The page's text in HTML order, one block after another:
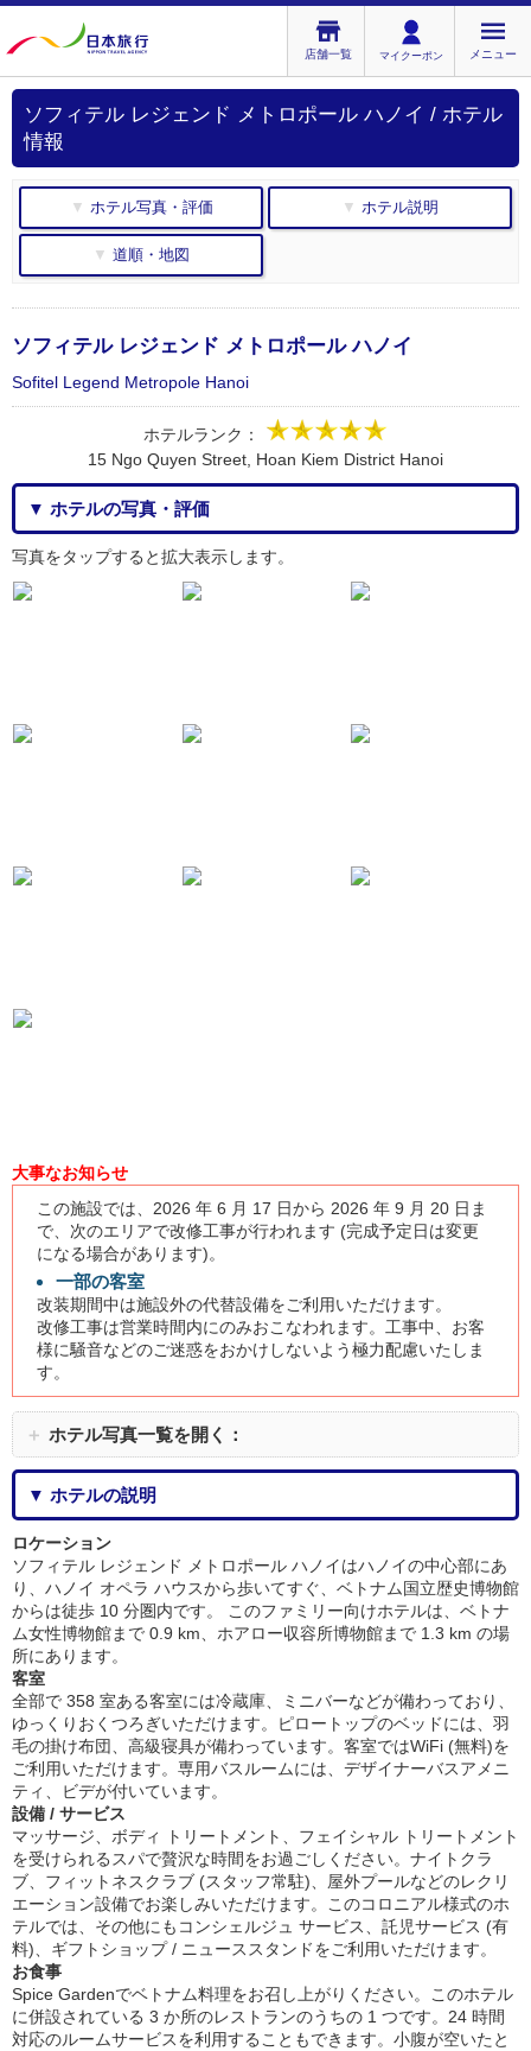
店舗一覧 マイクーポン メニュー
ソフィテル レジェンド メトロポール ハノイ / ホテル
情報
▼ ホテル写真・評価 ▼ ホテル説明
▼ 道順・地図
ソフィテル レジェンド メトロポール ハノイ
Sofitel Legend Metropole Hanoi
ホテルランク：
15 Ngo Quyen Street, Hoan Kiem District Hanoi
▼ ホテルの写真・評価
写真をタップすると拡大表示します。
大事なお知らせ
この施設では、2026 年 6 月 17 日から 2026 年 9 月 20 日ま
で、次のエリアで改修工事が行われます (完成予定日は変更
になる場合があります)。
一部の客室
改装期間中は施設外の代替設備をご利用いただけます。
改修工事は営業時間内にのみおこなわれます。工事中、お客
様に騒音などのご迷惑をおかけしないよう極力配慮いたしま
す。
＋ ホテル写真一覧を開く：
▼ ホテルの説明
ロケーション
ソフィテル レジェンド メトロポール ハノイはハノイの中心部にあ
り、ハノイ オペラ ハウスから歩いてすぐ、ベトナム国立歴史博物館
からは徒歩 10 分圏内です。 このファミリー向けホテルは、ベトナ
ム女性博物館まで 0.9 km、ホアロー収容所博物館まで 1.3 km の場
所にあります。
客室
全部で 358 室ある客室には冷蔵庫、ミニバーなどが備わっており、
ゆっくりおくつろぎいただけます。ピロートップのベッドには、羽
毛の掛け布団、高級寝具が備わっています。客室ではWiFi (無料)を
ご利用いただけます。専用バスルームには、デザイナーバスアメニ
ティ、ビデが付いています。
設備 / サービス
マッサージ、ボディ トリートメント、フェイシャル トリートメント
を受けられるスパで贅沢な時間をお過ごしください。ナイトクラ
ブ、フィットネスクラブ (スタッフ常駐)、屋外プールなどのレクリ
エーション設備でお楽しみいただけます。このコロニアル様式のホ
テルでは、その他にもコンシェルジュ サービス、託児サービス (有
料)、ギフトショップ / ニューススタンドをご利用いただけます。
お食事
Spice Gardenでベトナム料理をお召し上がりください。このホテル
に併設されている 3 か所のレストランのうちの 1 つです。24 時間
対応のルームサービスを利用することもできます。小腹が空いたと